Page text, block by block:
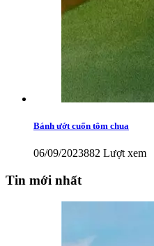
Bánh ướt cuốn tôm chua
06/09/2023882 Lượt xem
Tin mới nhất